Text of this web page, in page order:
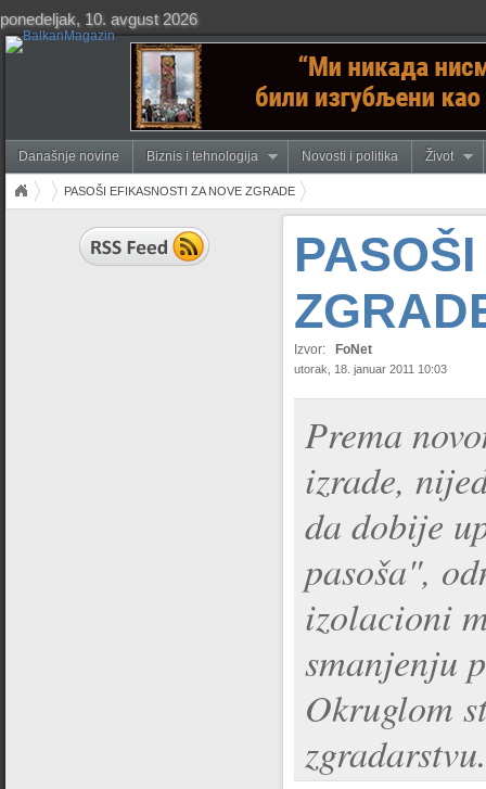
ponedeljak, 10. avgust 2026
Današnje novine Biznis i tehnologija Novosti i politika Život
PASOŠI EFIKASNOSTI ZA NOVE ZGRADE
Izvor: FoNet
utorak, 18. januar 2011 10:03
Prema
izrade,
da dobije
pasoša",
izolacioni
smanjenju
Okruglom
zgradarstvu.